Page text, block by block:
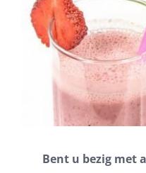
Bent u bezig met